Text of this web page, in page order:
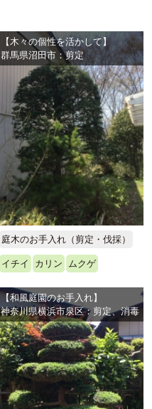
【木々の個性を活かして】
群馬県沼田市：剪定
庭木のお手入れ（剪定・伐採）
イチイ カリン ムクゲ
【和風庭園のお手入れ】
神奈川県横浜市泉区：剪定、消毒